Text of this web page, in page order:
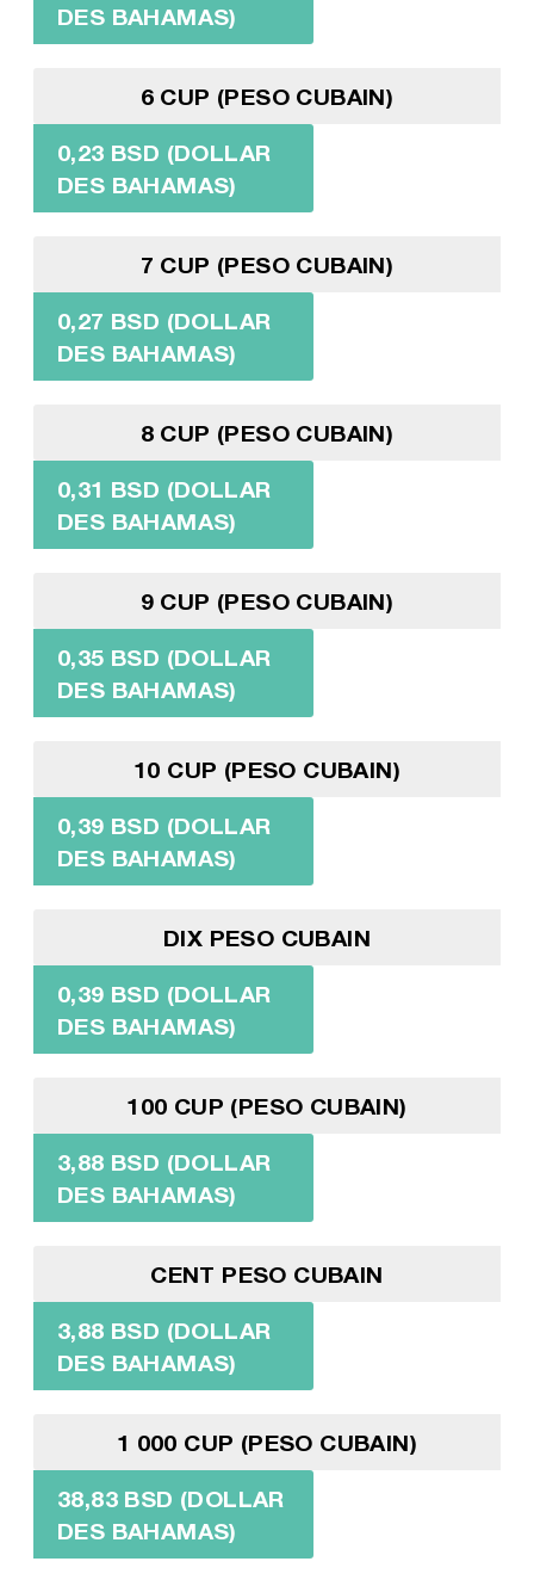
DES BAHAMAS)
6 CUP (PESO CUBAIN)
0,23 BSD (DOLLAR
DES BAHAMAS)
7 CUP (PESO CUBAIN)
0,27 BSD (DOLLAR
DES BAHAMAS)
8 CUP (PESO CUBAIN)
0,31 BSD (DOLLAR
DES BAHAMAS)
9 CUP (PESO CUBAIN)
0,35 BSD (DOLLAR
DES BAHAMAS)
10 CUP (PESO CUBAIN)
0,39 BSD (DOLLAR
DES BAHAMAS)
DIX PESO CUBAIN
0,39 BSD (DOLLAR
DES BAHAMAS)
100 CUP (PESO CUBAIN)
3,88 BSD (DOLLAR
DES BAHAMAS)
CENT PESO CUBAIN
3,88 BSD (DOLLAR
DES BAHAMAS)
1 000 CUP (PESO CUBAIN)
38,83 BSD (DOLLAR
DES BAHAMAS)